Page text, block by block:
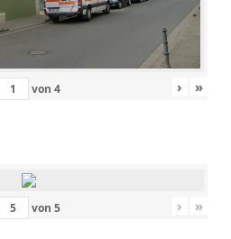
von 4 › »
von 5 › »